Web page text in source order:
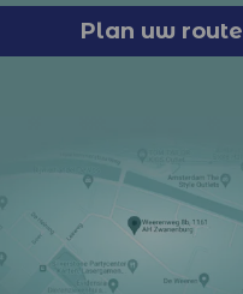
Plan uw route